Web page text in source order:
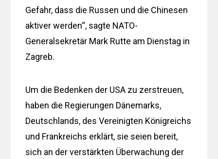
Gefahr, dass die Russen und die Chinesen
aktiver werden“, sagte NATO-
Generalsekretär Mark Rutte am Dienstag in
Zagreb.
Um die Bedenken der USA zu zerstreuen,
haben die Regierungen Dänemarks,
Deutschlands, des Vereinigten Königreichs
und Frankreichs erklärt, sie seien bereit,
sich an der verstärkten Überwachung der